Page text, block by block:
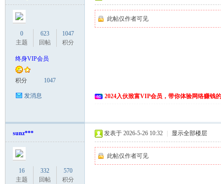
0
主题
623
回帖
1047
积分
终身VIP会员
积分 1047
发消息
此帖仅作者可见
2024入伙致富VIP会员，带你体验网络赚钱
sunz***
16
主题
332
回帖
570
积分
发表于 2026-5-26 10:32 显示全部楼层
此帖仅作者可见